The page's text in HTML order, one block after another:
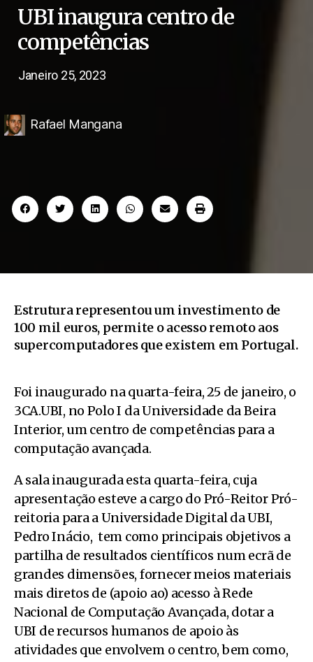
UBI inaugura centro de
competências
Janeiro 25, 2023
Rafael Mangana
Estrutura representou um investimento de
100 mil euros, permite o acesso remoto aos
supercomputadores que existem em Portugal.
Foi inaugurado na quarta-feira, 25 de janeiro, o
3CA.UBI, no Polo I da Universidade da Beira
Interior, um centro de competências para a
computação avançada.
A sala inaugurada esta quarta-feira, cuja
apresentação esteve a cargo do Pró-Reitor Pró-
reitoria para a Universidade Digital da UBI,
Pedro Inácio, tem como principais objetivos a
partilha de resultados científicos num ecrã de
grandes dimensões, fornecer meios materiais
mais diretos de (apoio ao) acesso à Rede
Nacional de Computação Avançada, dotar a
UBI de recursos humanos de apoio às
atividades que envolvem o centro, bem como,